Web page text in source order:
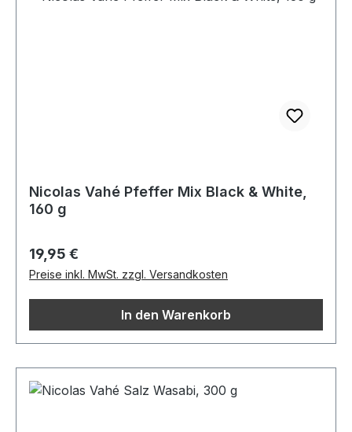
Nicolas Vahé Pfeffer Mix Black & White,
160 g
Regulärer Preis:
19,95 €
Preise inkl. MwSt. zzgl. Versandkosten
In den Warenkorb